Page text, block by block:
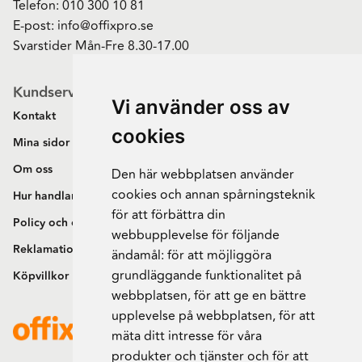
Vi använder oss av
cookies
Den här webbplatsen använder
cookies och annan spårningsteknik
för att förbättra din
webbupplevelse för följande
ändamål: för att möjliggöra
grundläggande funktionalitet på
webbplatsen,för att ge en bättre
upplevelse på webbplatsen,för att
mäta ditt intresse för våra
produkter och tjänster och för att
Telefon: 010 300 10 81
E-post: info@offixpro.se
Svarstider Mån-Fre 8.30-17.00
Kundservice
Kontakt
Mina sidor
Om oss
Hur handlar jag?
Policy och cookies
Reklamation och retur
Köpvillkor